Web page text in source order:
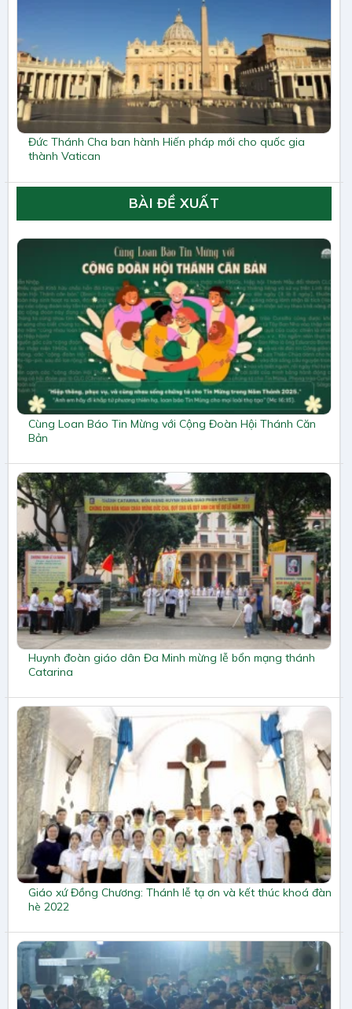
Đức Thánh Cha ban hành Hiến pháp mới cho quốc gia
thành Vatican
BÀI ĐỀ XUẤT
Cùng Loan Báo Tin Mừng với Cộng Đoàn Hội Thánh Căn
Bản
Huynh đoàn giáo dân Đa Minh mừng lễ bổn mạng thánh
Catarina
Giáo xứ Đồng Chương: Thánh lễ tạ ơn và kết thúc khoá đàn
hè 2022